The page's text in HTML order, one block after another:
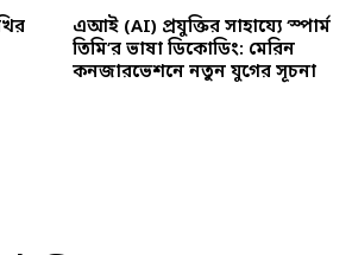
এআই (AI) প্রযুক্তির সাহায্যে ‘স্পার্ম
তিমি’র ভাষা ডিকোডিং: মেরিন
কনজারভেশনে নতুন যুগের সূচনা